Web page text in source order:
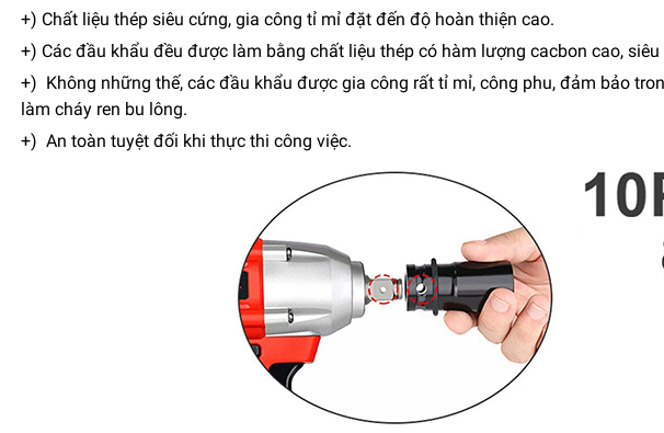
+) Chất liệu thép siêu cứng, gia công tỉ mỉ đặt đến độ hoàn thiện cao.
+) Các đầu khẩu đều được làm bằng chất liệu thép có hàm lượng cacbon cao,
+) Không những thế, các đầu khẩu được gia công rất tỉ mỉ, công phu, đảm bảo
làm cháy ren bu lông.
+) An toàn tuyệt đối khi thực thi công việc.